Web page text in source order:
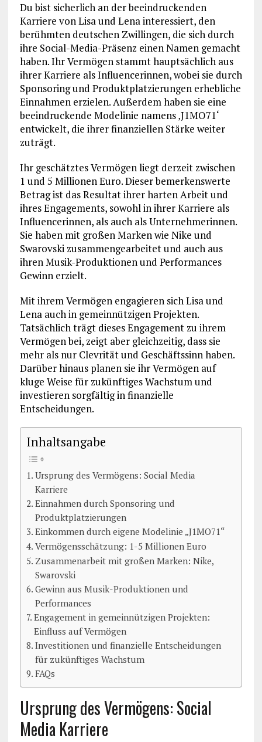
Du bist sicherlich an der beeindruckenden
Karriere von Lisa und Lena interessiert, den
berühmten deutschen Zwillingen, die sich durch
ihre Social-Media-Präsenz einen Namen gemacht
haben. Ihr Vermögen stammt hauptsächlich aus
ihrer Karriere als Influencerinnen, wobei sie durch
Sponsoring und Produktplatzierungen erhebliche
Einnahmen erzielen. Außerdem haben sie eine
beeindruckende Modelinie namens ‚J1MO71‘
entwickelt, die ihrer finanziellen Stärke weiter
zuträgt.
Ihr geschätztes Vermögen liegt derzeit zwischen
1 und 5 Millionen Euro. Dieser bemerkenswerte
Betrag ist das Resultat ihrer harten Arbeit und
ihres Engagements, sowohl in ihrer Karriere als
Influencerinnen, als auch als Unternehmerinnen.
Sie haben mit großen Marken wie Nike und
Swarovski zusammengearbeitet und auch aus
ihren Musik-Produktionen und Performances
Gewinn erzielt.
Mit ihrem Vermögen engagieren sich Lisa und
Lena auch in gemeinnützigen Projekten.
Tatsächlich trägt dieses Engagement zu ihrem
Vermögen bei, zeigt aber gleichzeitig, dass sie
mehr als nur Clevrität und Geschäftssinn haben.
Darüber hinaus planen sie ihr Vermögen auf
kluge Weise für zukünftiges Wachstum und
investieren sorgfältig in finanzielle
Entscheidungen.
Inhaltsangabe
Ursprung des Vermögens: Social Media
Karriere
Einnahmen durch Sponsoring und
Produktplatzierungen
Einkommen durch eigene Modelinie „J1MO71“
Vermögensschätzung: 1-5 Millionen Euro
Zusammenarbeit mit großen Marken: Nike,
Swarovski
Gewinn aus Musik-Produktionen und
Performances
Engagement in gemeinnützigen Projekten:
Einfluss auf Vermögen
Investitionen und finanzielle Entscheidungen
für zukünftiges Wachstum
FAQs
Ursprung des Vermögens: Social
Media Karriere